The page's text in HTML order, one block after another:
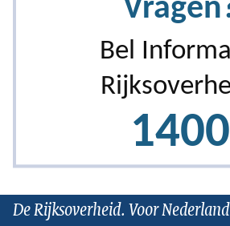
De Rijksoverheid. Voor Nederland